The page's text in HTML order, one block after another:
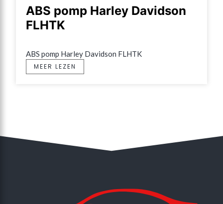
ABS pomp Harley Davidson
FLHTK
ABS pomp Harley Davidson FLHTK
MEER LEZEN